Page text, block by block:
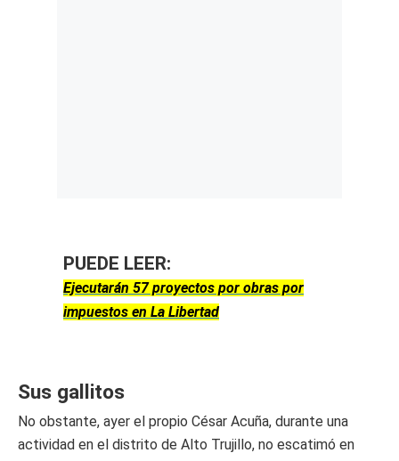
PUEDE LEER:
Ejecutarán 57 proyectos por obras por
impuestos en La Libertad
Sus gallitos
No obstante, ayer el propio César Acuña, durante una
actividad en el distrito de Alto Trujillo, no escatimó en